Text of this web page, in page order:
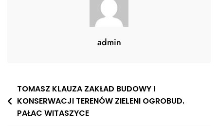
admin
Nawigacja
wpisu
TOMASZ KLAUZA ZAKŁAD BUDOWY I
KONSERWACJI TERENÓW ZIELENI OGROBUD.
PAŁAC WITASZYCE